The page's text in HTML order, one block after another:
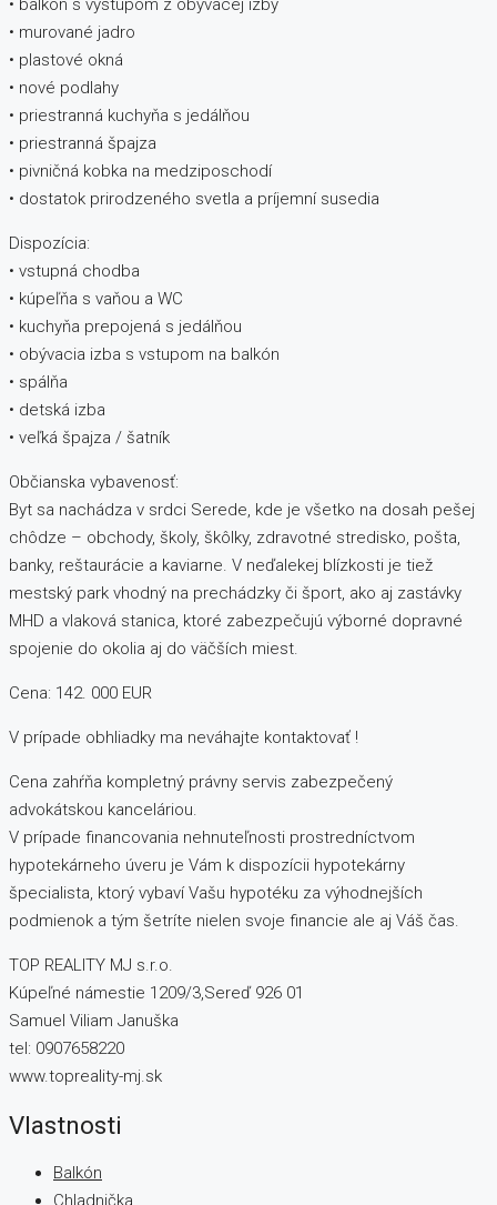
• balkón s výstupom z obývacej izby
• murované jadro
• plastové okná
• nové podlahy
• priestranná kuchyňa s jedálňou
• priestranná špajza
• pivničná kobka na medziposchodí
• dostatok prirodzeného svetla a príjemní susedia
Dispozícia:
• vstupná chodba
• kúpeľňa s vaňou a WC
• kuchyňa prepojená s jedálňou
• obývacia izba s vstupom na balkón
• spálňa
• detská izba
• veľká špajza / šatník
Občianska vybavenosť:
Byt sa nachádza v srdci Serede, kde je všetko na dosah pešej
chôdze – obchody, školy, škôlky, zdravotné stredisko, pošta,
banky, reštaurácie a kaviarne. V neďalekej blízkosti je tiež
mestský park vhodný na prechádzky či šport, ako aj zastávky
MHD a vlaková stanica, ktoré zabezpečujú výborné dopravné
spojenie do okolia aj do väčších miest.
Cena: 142. 000 EUR
V prípade obhliadky ma neváhajte kontaktovať !
Cena zahŕňa kompletný právny servis zabezpečený
advokátskou kanceláriou.
V prípade financovania nehnuteľnosti prostredníctvom
hypotekárneho úveru je Vám k dispozícii hypotekárny
špecialista, ktorý vybaví Vašu hypotéku za výhodnejších
podmienok a tým šetríte nielen svoje financie ale aj Váš čas.
TOP REALITY MJ s.r.o.
Kúpeľné námestie 1209/3,Sereď 926 01
Samuel Viliam Januška
tel: 0907658220
www.topreality-mj.sk
Vlastnosti
Balkón
Chladnička